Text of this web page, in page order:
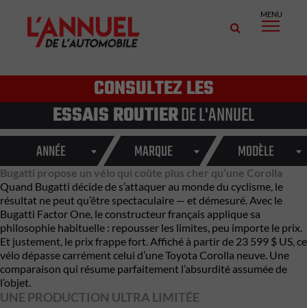
MENU
CONSULTEZ LES
ESSAIS ROUTIERDE L'ANNUEL
ANNÉE MARQUE MODÈLE
Bugatti propose un vélo qui coûte plus cher qu’une Corolla
Quand Bugatti décide de s’attaquer au monde du cyclisme, le
résultat ne peut qu’être spectaculaire — et démesuré. Avec le
Bugatti Factor One, le constructeur français applique sa
philosophie habituelle : repousser les limites, peu importe le prix.
Et justement, le prix frappe fort. Affiché à partir de 23 599 $ US, ce
vélo dépasse carrément celui d’uneToyota Corolla neuve. Une
comparaison qui résume parfaitement l’absurdité assumée de
l’objet.
UNE PRODUCTION ULTRA LIMITÉE